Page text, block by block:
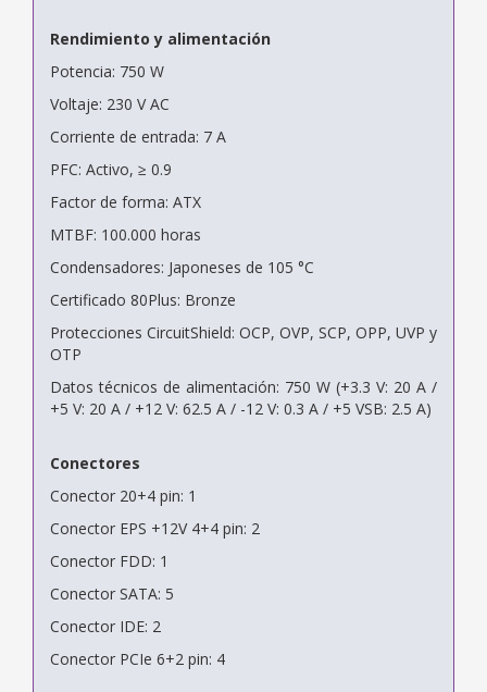
Rendimiento y alimentación
Potencia: 750 W
Voltaje: 230 V AC
Corriente de entrada: 7 A
PFC: Activo, ≥ 0.9
Factor de forma: ATX
MTBF: 100.000 horas
Condensadores: Japoneses de 105 °C
Certificado 80Plus: Bronze
Protecciones CircuitShield: OCP, OVP, SCP, OPP, UVP y
OTP
Datos técnicos de alimentación: 750 W (+3.3 V: 20 A /
+5 V: 20 A / +12 V: 62.5 A / -12 V: 0.3 A / +5 VSB: 2.5 A)
Conectores
Conector 20+4 pin: 1
Conector EPS +12V 4+4 pin: 2
Conector FDD: 1
Conector SATA: 5
Conector IDE: 2
Conector PCIe 6+2 pin: 4